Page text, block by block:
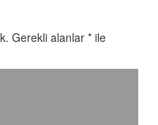
Gerekli alanlar * ile